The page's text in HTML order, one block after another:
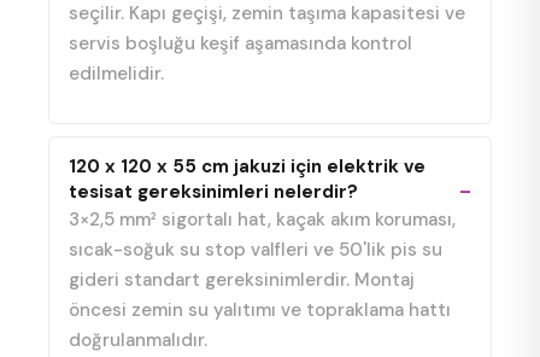
seçilir. Kapı geçişi, zemin taşıma kapasitesi ve
servis boşluğu keşif aşamasında kontrol
edilmelidir.
120 x 120 x 55 cm jakuzi için elektrik ve
tesisat gereksinimleri nelerdir?
3×2,5 mm² sigortalı hat, kaçak akım koruması,
sıcak-soğuk su stop valfleri ve 50'lik pis su
gideri standart gereksinimlerdir. Montaj
öncesi zemin su yalıtımı ve topraklama hattı
doğrulanmalıdır.